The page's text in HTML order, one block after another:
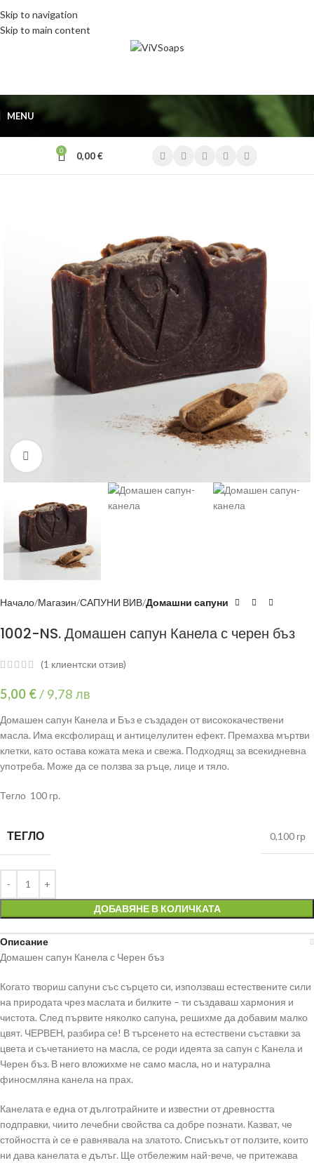
Skip to navigation
Skip to main content
MENU
0 0,00€
Click to enlarge
Начало Магазин САПУНИ ВИВ Домашни сапуни
1002-NS. Домашен сапун Канела с черен бъз
(1 клиентски отзив)
5,00 €/ 9,78 лв
Домашен сапун Канела и Бъз е създаден от висококачествени
масла. Има ексфолиращ и антицелулитен ефект. Премахва мъртви
клетки, като остава кожата мека и свежа. Подходящ за всекидневна
употреба. Може да се ползва за ръце, лице и тяло.
Тегло 100 гр.
ТЕГЛО 0,100 гр
ДОБАВЯНЕ В КОЛИЧКАТА
Описание
Домашен сапун Канела с Черен бъз
Когато твориш сапуни със сърцето си, използваш естествените сили
на природата чрез маслата и билките – ти създаваш хармония и
чистота. След първите няколко сапуна, решихме да добавим малко
цвят. ЧЕРВЕН, разбира се! В търсенето на естествени съставки за
цвета и съчетанието на масла, се роди идеята за сапун с Канела и
Черен бъз. В него вложихме не само масла, но и натурална
финосмляна канела на прах.
Канелата е една от дълготрайните и известни от древността
подправки, чиито лечебни свойства са добре познати. Казват, че
стойността ѝ се е равнявала на златото. Списъкът от ползите, които
ни дава канелата е дълъг. Ще отбележим най-вече, че притежава